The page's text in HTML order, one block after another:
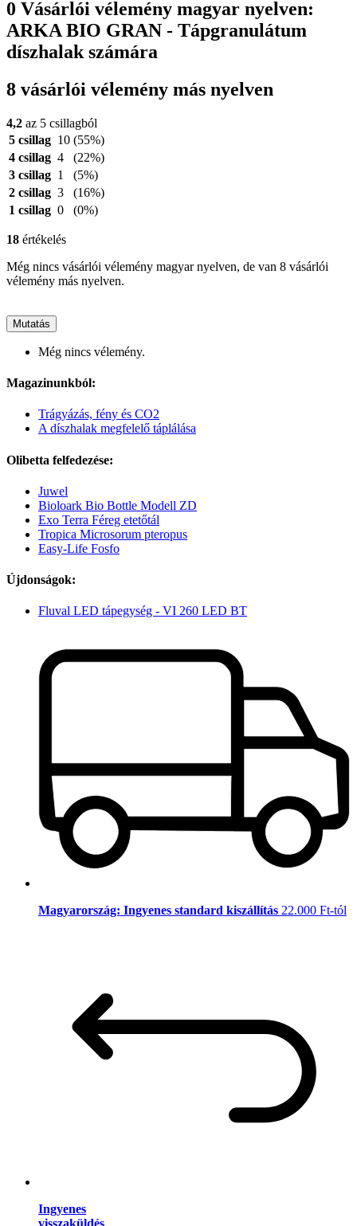
0 Vásárlói vélemény magyar nyelven:
ARKA BIO GRAN - Tápgranulátum
díszhalak számára
8 vásárlói vélemény más nyelven
4,2 az 5 csillagból
5 csillag 10 (55%)
4 csillag 4
(22%)
3 csillag 1
(5%)
2 csillag 3
(16%)
1 csillag 0 (0%)
18 értékelés
Még nincs vásárlói vélemény magyar nyelven, de van 8 vásárlói
vélemény más nyelven.
Mutatás
Még nincs vélemény.
Magazinunkból:
Trágyázás, fény és CO2
A díszhalak megfelelő táplálása
Olibetta felfedezése:
Juwel
Bioloark Bio Bottle Modell ZD
Exo Terra Féreg etetőtál
Tropica Microsorum pteropus
Easy-Life Fosfo
Újdonságok:
Fluval LED tápegység - VI 260 LED BT
Magyarország: Ingyenes standard kiszállítás 22.000 Ft-tól
Ingyenes